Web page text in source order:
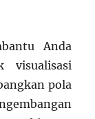
Anda
visualisasi
pola